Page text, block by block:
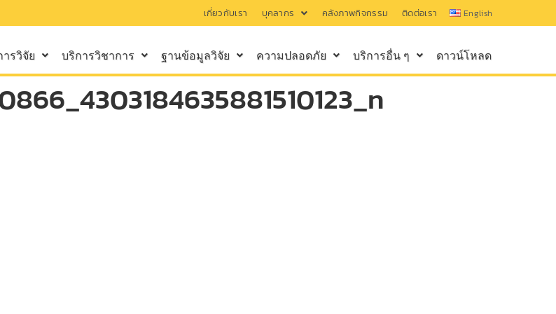
เกี่ยวกับเรา บุคลากร คลังภาพกิจกรรม ติดต่อเรา English
รวิจัย บริการวิชาการ ฐานข้อมูลวิจัย ความปลอดภัย บริการอื่น ๆ ดาวน์โหลด